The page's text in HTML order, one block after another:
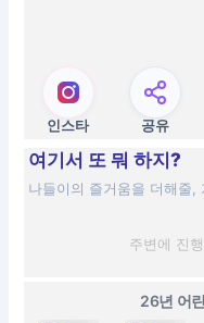
인스타 공유
여기서 또 뭐 하지?
나들이의 즐거움을 더해줄,
주변에 진
26년 어